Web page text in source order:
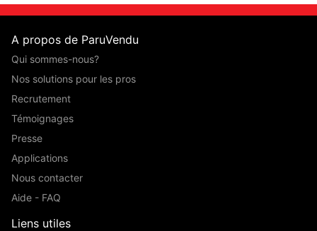
A propos de ParuVendu
Qui sommes-nous?
Nos solutions pour les pros
Recrutement
Témoignages
Presse
Applications
Nous contacter
Aide - FAQ
Liens utiles